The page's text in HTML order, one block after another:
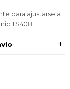
para ajustarse a
TS408.